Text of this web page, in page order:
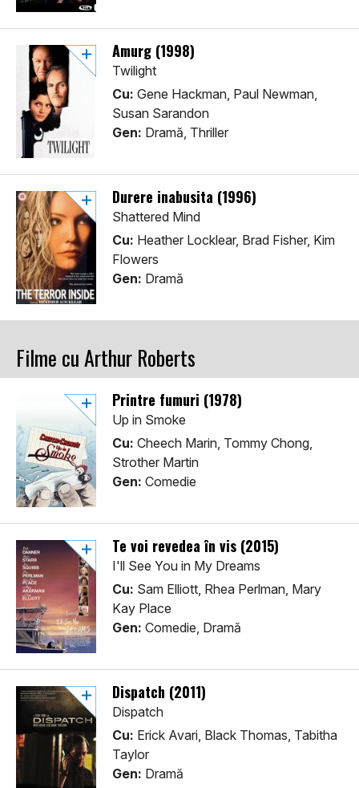
Amurg (1998)
Twilight
Cu: Gene Hackman, Paul Newman,
Susan Sarandon
Gen: Dramă, Thriller
Durere inabusita (1996)
Shattered Mind
Cu: Heather Locklear, Brad Fisher, Kim
Flowers
Gen: Dramă
Filme cu Arthur Roberts
Printre fumuri (1978)
Up in Smoke
Cu: Cheech Marin, Tommy Chong,
Strother Martin
Gen: Comedie
Te voi revedea în vis (2015)
I'll See You in My Dreams
Cu: Sam Elliott, Rhea Perlman, Mary
Kay Place
Gen: Comedie, Dramă
Dispatch (2011)
Dispatch
Cu: Erick Avari, Black Thomas, Tabitha
Taylor
Gen: Dramă